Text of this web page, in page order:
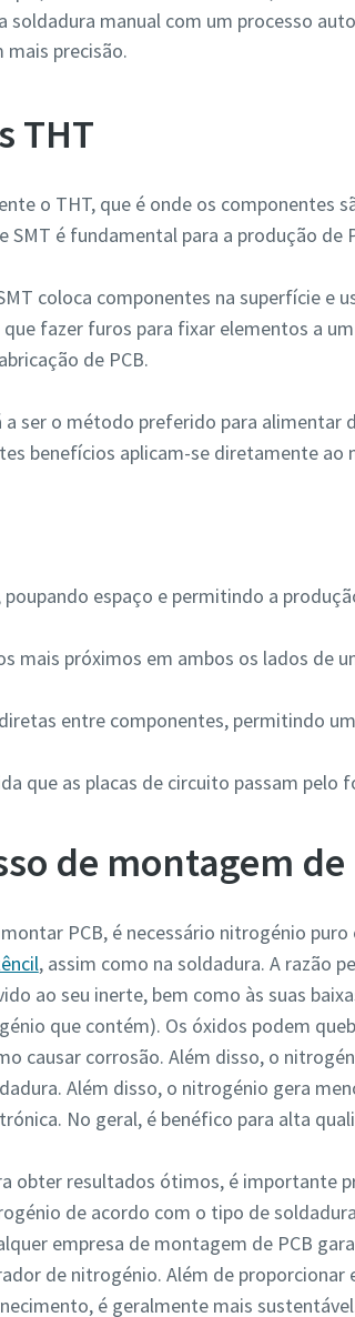
soldadura manual com um processo
precisão.
THT
o THT, que é onde os componentes
é fundamental para a produção de
coloca componentes na superfície e
fazer furos para fixar elementos a um
de PCB.
a ser o método preferido para alimentar
benefícios aplicam-se diretamente ao
espaço e permitindo a
mais próximos em ambos os lados de
entre componentes, permitindo
que as placas de circuito passam
de montagem de
PCB, é necessário nitrogénio puro
, assim como na soldadura. A razão
ao seu inerte, bem como às suas
que contém). Os óxidos podem
causar corrosão. Além disso, o
Além disso, o nitrogénio gera
No geral, é benéfico para alta
obter resultados ótimos, é importante
de acordo com o tipo de
empresa de montagem de PCB
de nitrogénio. Além de
é geralmente mais